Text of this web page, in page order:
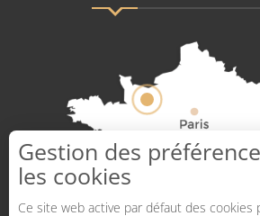
Gestion des
les cookies
Ce site web active par défaut des cookies